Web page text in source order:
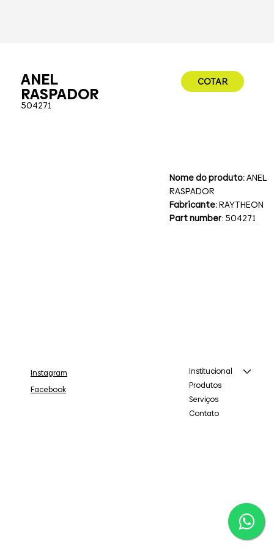
ANEL
RASPADOR
504271
COTAR
Nome do produto:ANEL
RASPADOR
Fabricante:RAYTHEON
Part number: 504271
Institucional
Produtos
Serviços
Contato
Instagram
Facebook